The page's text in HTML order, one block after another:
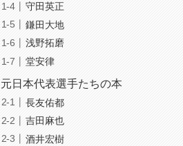
守田英正
鎌田大地
浅野拓磨
堂安律
元日本代表選手たちの本
長友佑都
吉田麻也
酒井宏樹